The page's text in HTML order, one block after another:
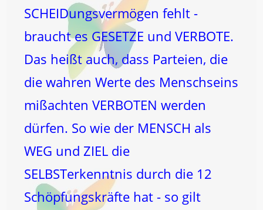
SCHEIDungsvermögen fehlt -
braucht es GESETZE und VERBOTE.
Das heißt auch, dass Parteien, die
die wahren Werte des Menschseins
mißachten VERBOTEN werden
dürfen. So wie der MENSCH als
WEG und ZIEL die
SELBSTerkenntnis durch die 12
Schöpfungskräfte hat - so gilt